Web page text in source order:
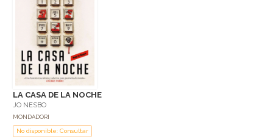
LA CASA DE LA NOCHE
JO NESBO
MONDADORI
No disponible: Consultar